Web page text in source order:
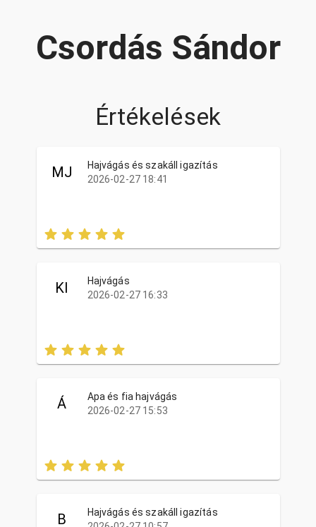
Csordás Sándor
Értékelések
MJ
Hajvágás és szakáll igazítás
2026-02-27 18:41
KI
Hajvágás
2026-02-27 16:33
Á
Apa és fia hajvágás
2026-02-27 15:53
B
Hajvágás és szakáll igazítás